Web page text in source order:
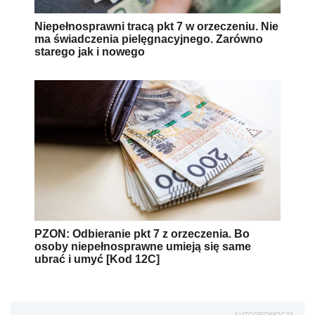
Niepełnosprawni tracą pkt 7 w orzeczeniu. Nie
ma świadczenia pielęgnacyjnego. Zarówno
starego jak i nowego
PZON: Odbieranie pkt 7 z orzeczenia. Bo
osoby niepełnosprawne umieją się same
ubrać i umyć [Kod 12C]